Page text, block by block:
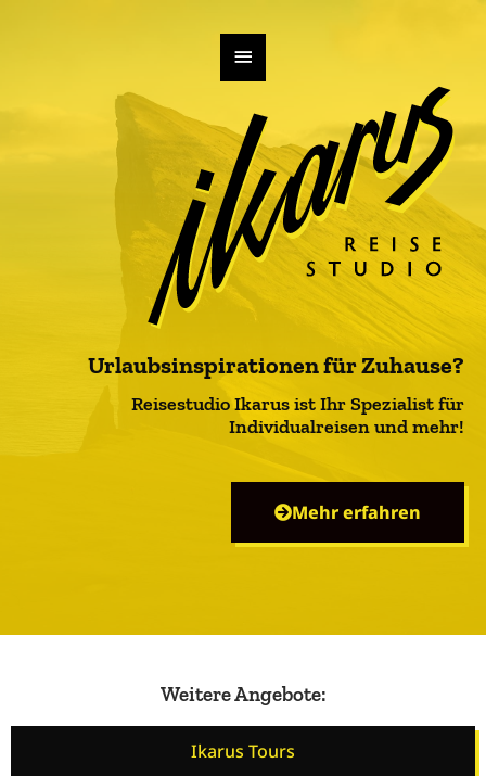
Hauptmenü
Urlaubsinspirationen für Zuhause?
Reisestudio Ikarus ist Ihr Spezialist für
Individualreisen und mehr!
Mehr erfahren
Weitere Angebote:
Ikarus Tours